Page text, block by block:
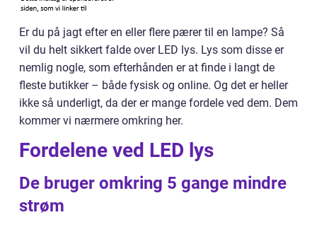
Er du på jagt efter en eller flere pærer til en lampe? Så
vil du helt sikkert falde over LED lys. Lys som disse er
nemlig nogle, som efterhånden er at finde i langt de
fleste butikker – både fysisk og online. Og det er heller
ikke så underligt, da der er mange fordele ved dem. Dem
kommer vi nærmere omkring her.
Fordelene ved LED lys
De bruger omkring 5 gange mindre
strøm